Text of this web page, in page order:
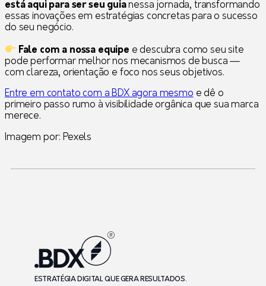
está aqui para ser seu guianessa jornada, transformando
essas inovações em estratégias concretas para o sucesso
do seu negócio.
Fale com a nossa equipe e descubra como seu site
pode performar melhor nos mecanismos de busca —
com clareza, orientação e foco nos seus objetivos.
Entre em contato com a BDX agora mesmo e dê o
primeiro passo rumo à visibilidade orgânica que sua marca
merece.
Imagem por: Pexels
ESTRATÉGIA DIGITAL QUE GERA RESULTADOS.